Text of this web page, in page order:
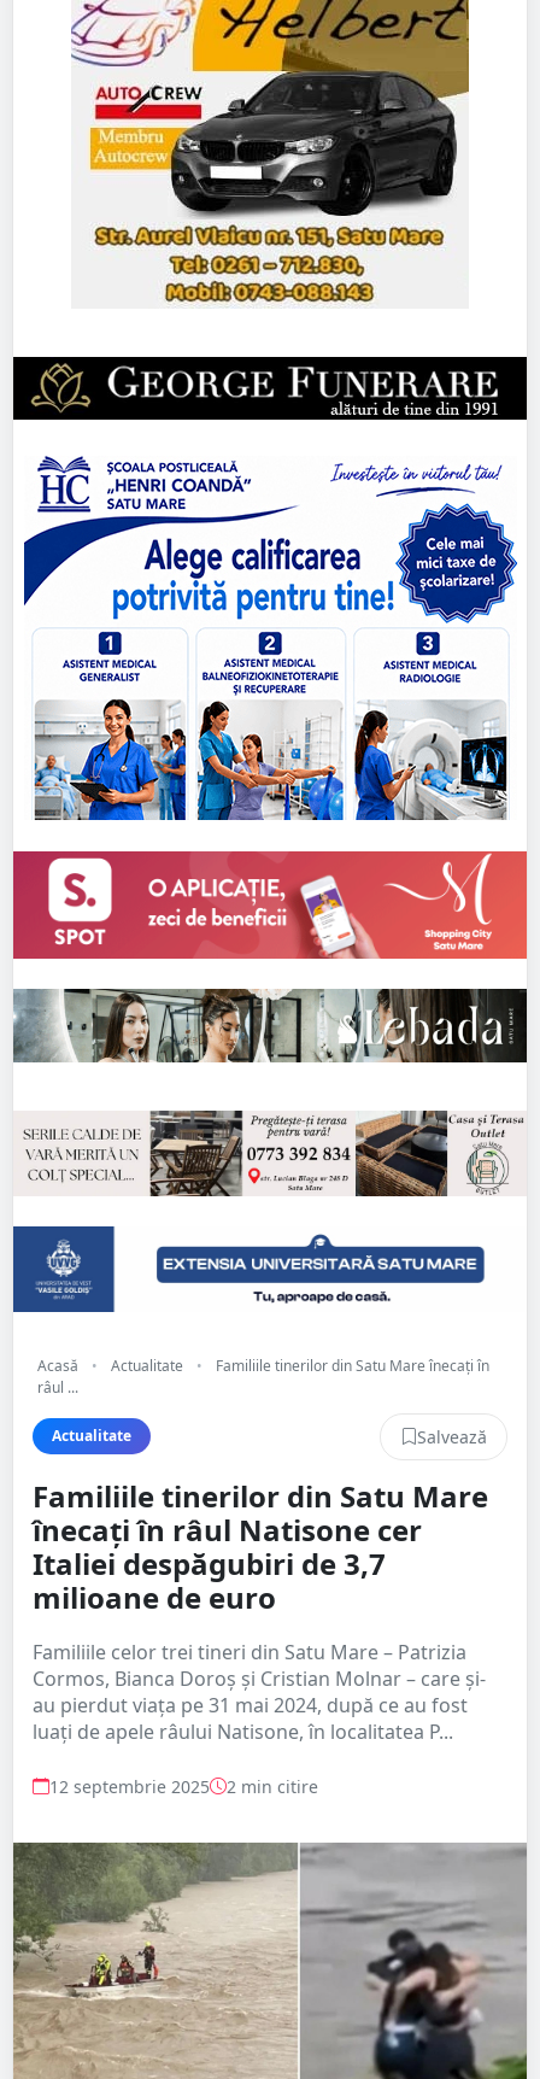
Acasă • Actualitate •
Familiile tinerilor din Satu Mare înecați în
râul ...
Actualitate Salvează
Familiile tinerilor din Satu Mare
înecați în râul Natisone cer
Italiei despăgubiri de 3,7
milioane de euro
Familiile celor trei tineri din Satu Mare – Patrizia
Cormos, Bianca Doroş și Cristian Molnar – care și-
au pierdut viața pe 31 mai 2024, după ce au fost
luați de apele râului Natisone, în localitatea P...
12 septembrie 2025 2 min citire